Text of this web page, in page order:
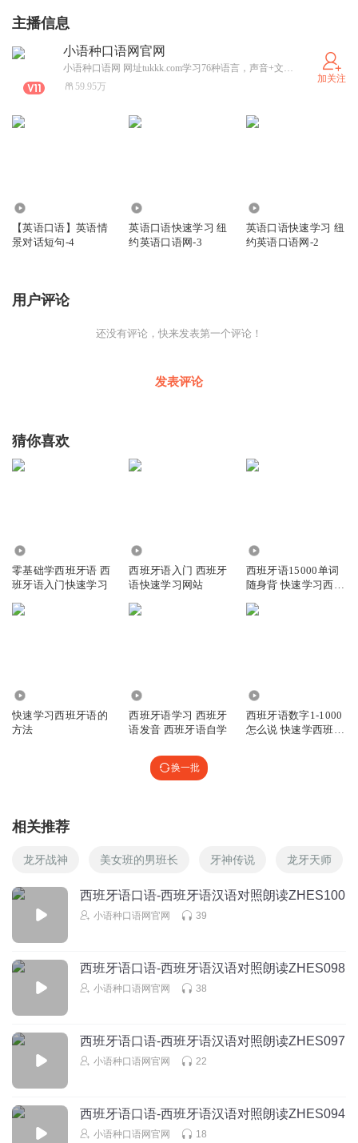
主播信息
小语种口语网官网
小语种口语网 网址tukkk.com学习76种语言，声音+文本，每个句子都伴有音频，欧洲语言 亚洲语言，非洲语言。纽约英语口语网 网址ny-yy.com 由美国播音员朗读。每个句子都伴有音频。请联系我孙强
59.95万
加关注
【英语口语】英语情
景对话短句-4
英语口语快速学习 纽
约英语口语网-3
英语口语快速学习 纽
约英语口语网-2
用户评论
还没有评论，快来发表第一个评论！
发表评论
猜你喜欢
零基础学西班牙语 西
班牙语入门快速学习
西班牙语入门 西班牙
语快速学习网站
西班牙语15000单词
随身背 快速学习西班
快速学习西班牙语的
方法
西班牙语学习 西班牙
语发音 西班牙语自学
西班牙语数字1-1000
怎么说 快速学西班牙
换一批
相关推荐
龙牙战神 美女班的男班长 牙神传说 龙牙天师
西班牙语口语-西班牙语汉语对照朗读ZHES100
小语种口语网官网 39
西班牙语口语-西班牙语汉语对照朗读ZHES098
小语种口语网官网 38
西班牙语口语-西班牙语汉语对照朗读ZHES097
小语种口语网官网 22
西班牙语口语-西班牙语汉语对照朗读ZHES094
小语种口语网官网 18